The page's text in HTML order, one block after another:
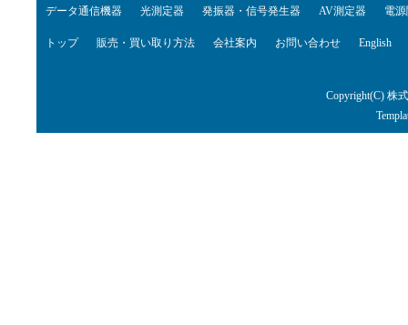
データ通信機器
光測定器 発振器・信号発生器 AV測定器 電
トップ 販売・買い取り方法 会社案内 お問い合わせ English
Copyright(C) 株